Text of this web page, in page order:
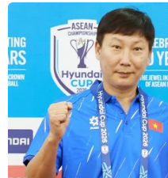
chuyến bay tới Nội Bài
cánh
06/08/2026 04:37
Cảnh báo lũ quét, sạt
khu vực Bắc Bộ và
06/08/2026 03:47